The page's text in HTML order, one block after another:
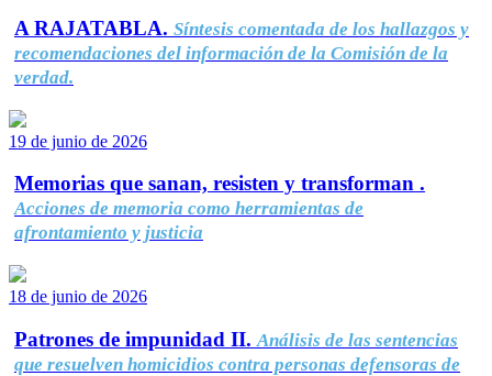
A RAJATABLA. Síntesis comentada de los hallazgos y
recomendaciones del información de la Comisión de la
verdad.
19 de junio de 2026
Memorias que sanan, resisten y transforman .
Acciones de memoria como herramientas de
afrontamiento y justicia
18 de junio de 2026
Patrones de impunidad II. Análisis de las sentencias
que resuelven homicidios contra personas defensoras de